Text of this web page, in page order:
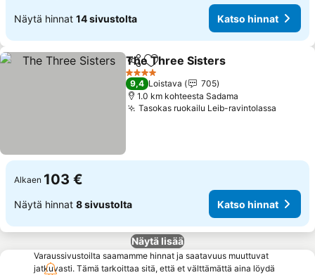
Näytä hinnat 14 sivustolta Katso hinnat
Jaa Lisää suosikkeihin
The Three Sisters
4 Tähtiluokitus
9,4 Loistava
705
1.0 km kohteesta Sadama
Tasokas ruokailu Leib-ravintolassa
Alkaen 103 €
Näytä hinnat 8 sivustolta Katso hinnat
Näytä lisää
Varaussivustoilta saamamme hinnat ja saatavuus muuttuvat
jatkuvasti. Tämä tarkoittaa sitä, että et välttämättä aina löydä